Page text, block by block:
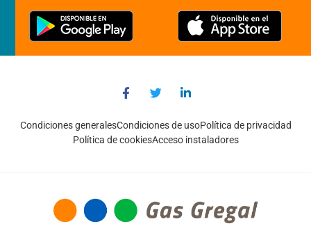
Condiciones generalesCondiciones de usoPolítica de privacidad
Política de cookiesAcceso instaladores